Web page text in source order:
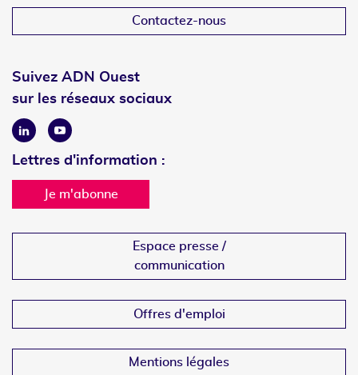
Contactez-nous
Suivez ADN Ouest
sur les réseaux sociaux
LinkedinYoutube
Lettres d'information :
Je m'abonne
Espace presse /
communication
Offres d'emploi
Mentions légales